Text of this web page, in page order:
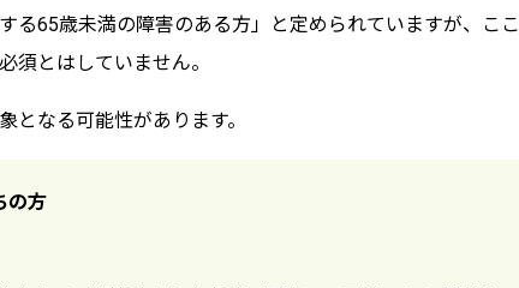
る65歳未満の障害のある方」と定められていますが、こ
須とはしていません。
となる可能性があります。
の方